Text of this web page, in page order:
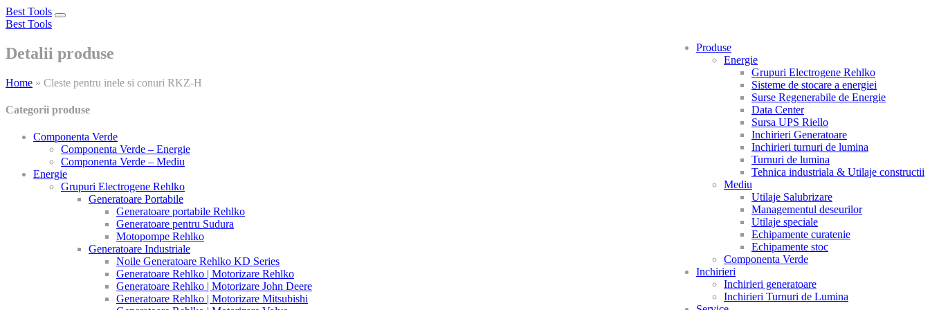
Best Tools
Toggle
Best Tools
Produse
Energie
Grupuri Electrogene Rehlko
Sisteme de stocare a energiei
Surse Regenerabile de Energie
Data Center
Sursa UPS Riello
Inchirieri Generatoare
Inchirieri turnuri de lumina
Turnuri de lumina
Tehnica industriala & Utilaje constructii
Mediu
Utilaje Salubrizare
Managementul deseurilor
Utilaje speciale
Echipamente curatenie
Echipamente stoc
Componenta Verde
Inchirieri
Inchirieri generatoare
Inchirieri Turnuri de Lumina
Detalii produse
Home » Cleste pentru inele si conuri RKZ-H
Categorii produse
Componenta Verde
Componenta Verde – Energie
Componenta Verde – Mediu
Energie
Grupuri Electrogene Rehlko
Generatoare Portabile
Generatoare portabile Rehlko
Generatoare pentru Sudura
Motopompe Rehlko
Generatoare Industriale
Noile Generatoare Rehlko KD Series
Generatoare Rehlko | Motorizare Rehlko
Generatoare Rehlko | Motorizare John Deere
Generatoare Rehlko | Motorizare Mitsubishi